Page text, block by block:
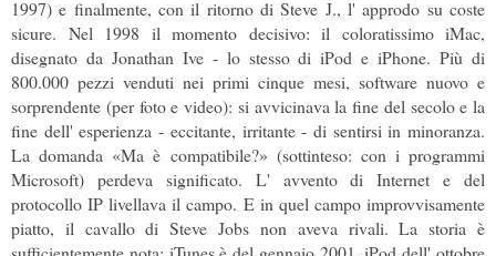
1997) e finalmente, con il ritorno di Steve J., l' approdo su coste
sicure. Nel 1998 il momento decisivo: il coloratissimo iMac,
disegnato da Jonathan Ive - lo stesso di iPod e iPhone. Più di
800.000 pezzi venduti nei primi cinque mesi, software nuovo e
sorprendente (per foto e video): si avvicinava la fine del secolo e la
fine dell' esperienza - eccitante, irritante - di sentirsi in minoranza.
La domanda «Ma è compatibile?» (sottinteso: con i programmi
Microsoft) perdeva significato. L' avvento di Internet e del
protocollo IP livellava il campo. E in quel campo improvvisamente
piatto, il cavallo di Steve Jobs non aveva rivali. La storia è